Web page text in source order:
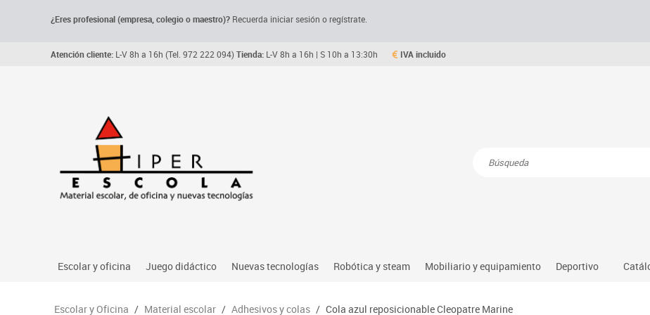
¿Eres profesional (empresa, colegio o maestro)? Recuerda iniciar sesión o regístrate.
Atención cliente: L-V 8h a 16h (Tel. 972 222 094)Tienda: L-V 8h a 16h | S 10h a 13:30h IVA incluido
Escolar y oficina
Archivo, carpetas y clasificadores
Juego didáctico
Primeras edades
Medio natural, social y cultural
Nuevas tecnologías
Audio
Ordenadores y tablets
Robótica y steam
Robótica educativa
Mobiliario y equipamiento
Mesas comedor plegables y desplegables
Deportivo
Escolar y Oficina / Material escolar / Adhesivos y colas / Cola azul reposicionable Cleopatre Marine